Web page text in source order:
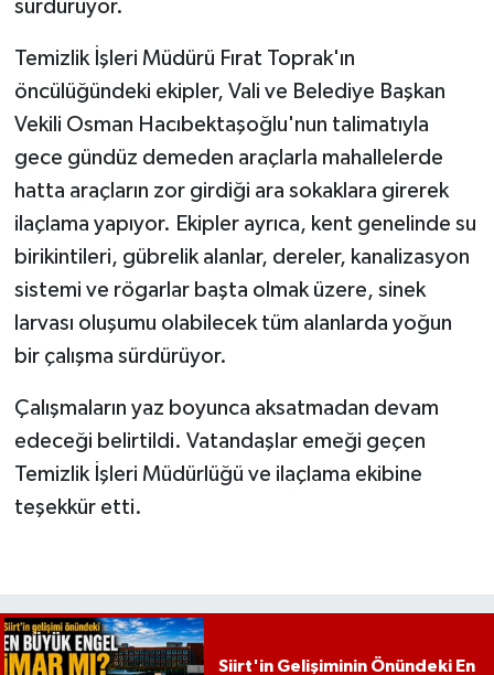
sürdürüyor.
Temizlik İşleri Müdürü Fırat Toprak'ın
öncülüğündeki ekipler, Vali ve Belediye Başkan
Vekili Osman Hacıbektaşoğlu'nun talimatıyla
gece gündüz demeden araçlarla mahallelerde
hatta araçların zor girdiği ara sokaklara girerek
ilaçlama yapıyor. Ekipler ayrıca, kent genelinde su
birikintileri, gübrelik alanlar, dereler, kanalizasyon
sistemi ve rögarlar başta olmak üzere, sinek
larvası oluşumu olabilecek tüm alanlarda yoğun
bir çalışma sürdürüyor.
Çalışmaların yaz boyunca aksatmadan devam
edeceği belirtildi. Vatandaşlar emeği geçen
Temizlik İşleri Müdürlüğü ve ilaçlama ekibine
teşekkür etti.
Siirt'in Gelişiminin Önündeki En